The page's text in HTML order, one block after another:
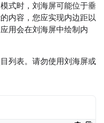
式时，刘海屏可能位于垂
内容，您应实现内边距以
用会在刘海屏中绘制内
列表。请勿使用刘海屏或